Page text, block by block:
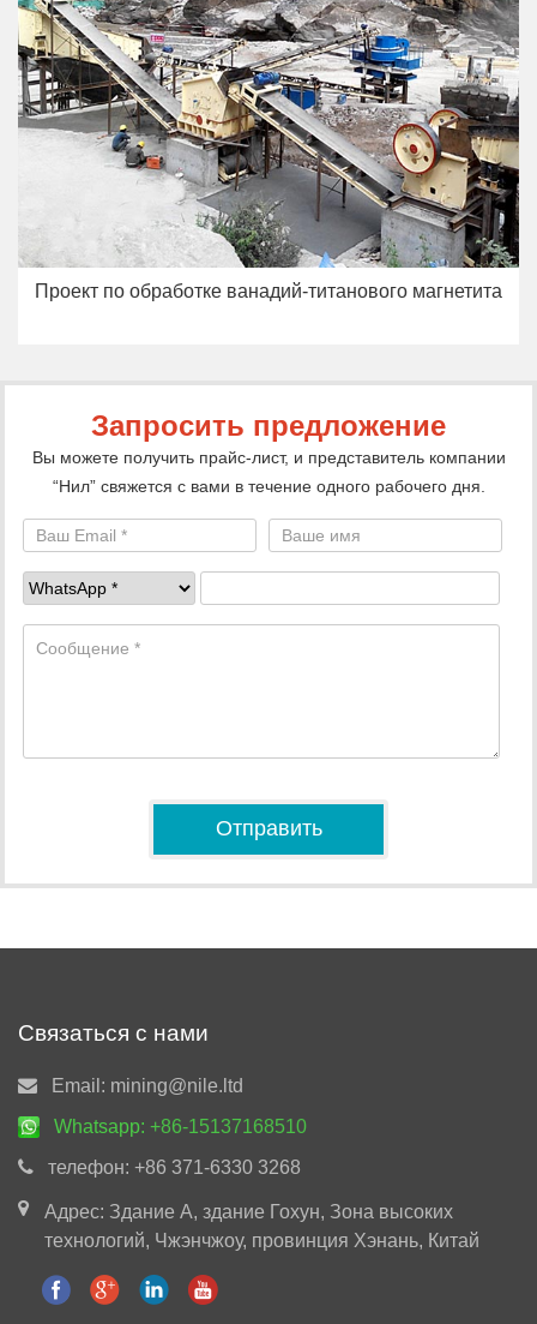
Проект по обработке ванадий-титанового магнетита
Запросить предложение
Вы можете получить прайс-лист, и представитель компании
“Нил” свяжется с вами в течение одного рабочего дня.
Связаться с нами
Email: mining@nile.ltd
Whatsapp: +86-15137168510
телефон: +86 371-6330 3268
Адрес: Здание A, здание Гохун, Зона высоких
технологий, Чжэнчжоу, провинция Хэнань, Китай